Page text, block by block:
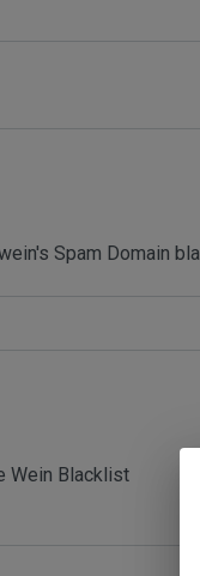
Spam Domain
Wein Blacklist